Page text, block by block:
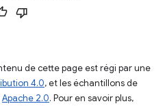
de cette page est régi par une
4.0, et les échantillons de
Apache 2.0. Pour en savoir plus,